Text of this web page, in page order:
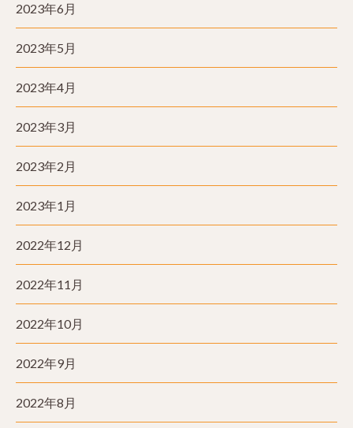
2023年6月
2023年5月
2023年4月
2023年3月
2023年2月
2023年1月
2022年12月
2022年11月
2022年10月
2022年9月
2022年8月